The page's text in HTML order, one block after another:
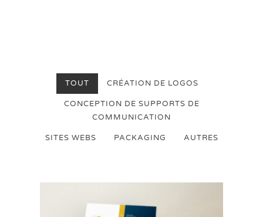
TOUT CRÉATION DE LOGOS
CONCEPTION DE SUPPORTS DE
COMMUNICATION
SITES WEBS PACKAGING AUTRES